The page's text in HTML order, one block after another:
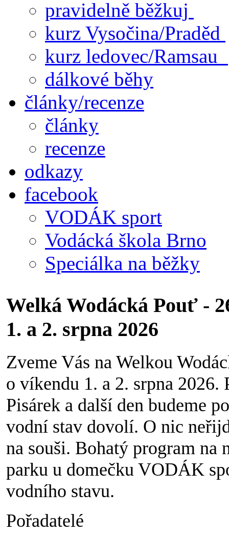
pravidelně běžkuj
kurz Vysočina/Praděd
kurz ledovec/Ramsau
dálkové běhy
články/recenze
články
recenze
odkazy
facebook
VODÁK sport
Vodácká škola Brno
Speciálka na běžky
Welká Wodácká Pouť -
1. a 2. srpna 2026
Zveme Vás na Welkou
o víkendu 1. a 2. srpna 2026.
Pisárek a další den budeme
vodní stav dovolí. O nic
na souši. Bohatý program na
parku u domečku VODÁK
vodního stavu.
Pořadatelé